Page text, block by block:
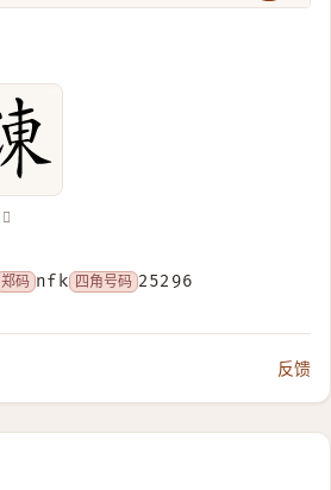
𠍀
郑码 nfk 四角号码 25296
反馈